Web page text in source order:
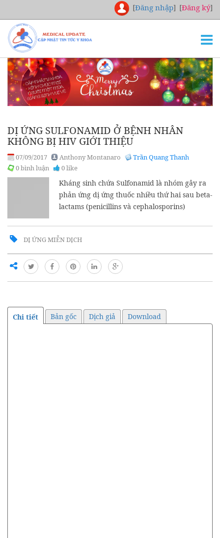
[Đăng nhập] [Đăng ký]
TRANG CHỦ
THƯ VIỆN
NGHIÊN CỨU
DOWNLOAD
DỊ ỨNG SULFONAMID Ở BỆNH NHÂN
KHÔNG BỊ HIV GIỚI THIỆU
07/09/2017 Anthony Montanaro
Trần Quang Thanh
0 bình luận
0 like
Kháng sinh chứa Sulfonamid là nhóm gây ra
phản ứng dị ứng thuốc nhiều thứ hai sau beta-
lactams (penicillins và cephalosporins)
DỊ ỨNG MIỄN DỊCH
Chi tiết Bản gốc Dịch giả Download